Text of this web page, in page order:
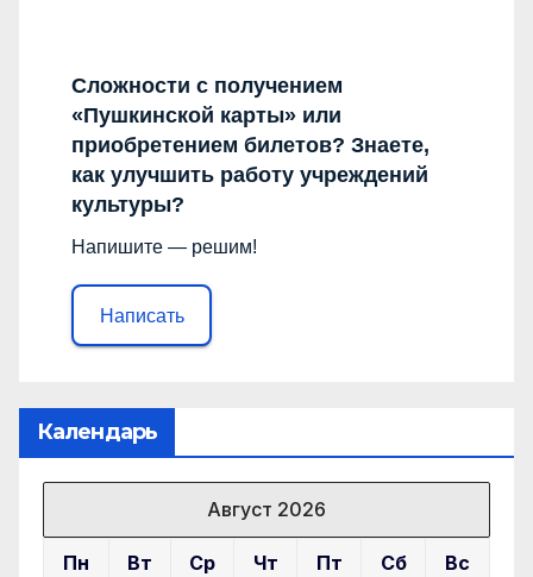
Сложности с получением
«Пушкинской карты» или
приобретением билетов? Знаете,
как улучшить работу учреждений
культуры?
Напишите — решим!
Написать
Календарь
Август 2026
Пн Вт Ср Чт Пт Сб Вс